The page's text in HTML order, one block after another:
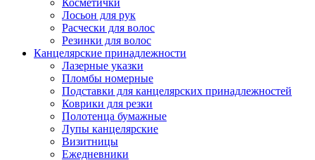
Косметички
Лосьон для рук
Расчески для волос
Резинки для волос
Канцелярские принадлежности
Лазерные указки
Пломбы номерные
Подставки для канцелярских принадлежностей
Коврики для резки
Полотенца бумажные
Лупы канцелярские
Визитницы
Ежедневники